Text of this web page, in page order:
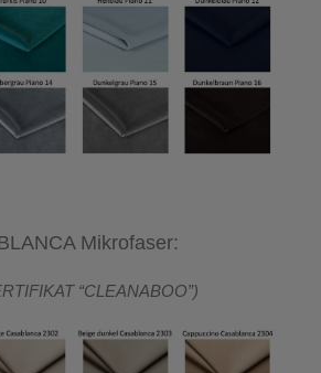
Mikrofaser:
“CLEANABOO”)